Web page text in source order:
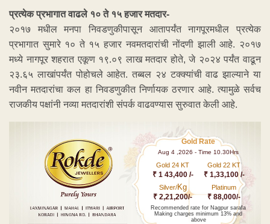
प्रत्येक प्रभागात वाढले १० ते १५ हजार मतदार-
२०१७ मधील मनपा निवडणुकीपासून आतापर्यंत नागपूरमधील प्रत्येक
प्रभागात सुमारे १० ते १५ हजार नवमतदारांची नोंदणी झाली आहे. २०१७
मध्ये नागपूर शहरात एकूण १९.०९ लाख मतदार होते, जे २०२४ पर्यंत वाढून
२३.६५ लाखांपर्यंत पोहोचले आहेत. तब्बल २४ टक्क्यांची वाढ झाल्याने या
नवीन मतदारांचा कल हा निवडणुकीत निर्णायक ठरणार आहे. त्यामुळे सर्वच
राजकीय पक्षांनी नव्या मतदारांशी संपर्क वाढवण्यास सुरुवात केली आहे.
Gold Rate
Aug 4 ,2026 - Time 10.30Hrs
Gold 24 KT
₹ 1 43,400 /-
Gold 22 KT
₹ 1,33,100 /-
Silver/Kg
₹ 2,21,200/-
Platinum
₹ 88,000/-
Recommended rate for Nagpur sarafa
Making charges minimum 13% and
above